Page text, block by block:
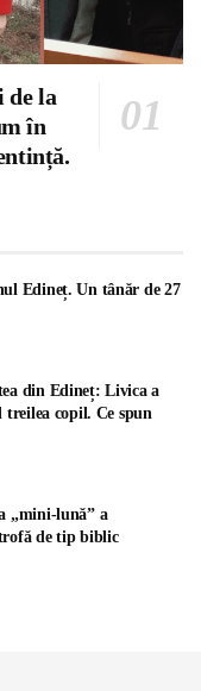
de la
în
Edineț. Un tânăr de 27
din Edineț: Livica a
copil. Ce spun
„mini-lună” a
de tip biblic